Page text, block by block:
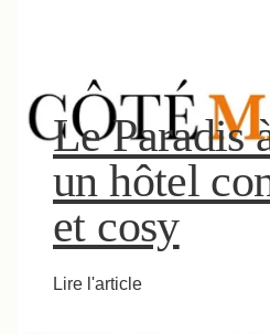
Le Paradis
un hôtel
et cosy
Lire l'article